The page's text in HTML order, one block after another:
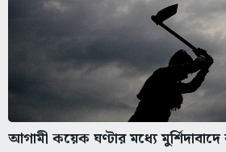
আগামী কয়েক ঘণ্টার মধ্যে মুর্শিদাবাদে